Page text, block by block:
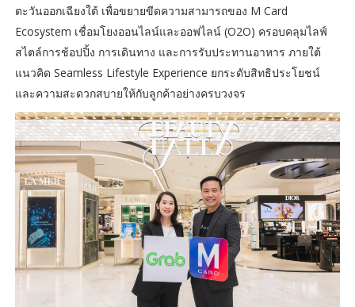
ตะวันออกเฉียงใต้ เพื่อขยายขีดความสามารถของ M Card
Ecosystem เชื่อมโยงออนไลน์และออฟไลน์ (O2O) ครอบคลุมไลฟ์
สไตล์การช้อปปิ้ง การเดินทาง และการรับประทานอาหาร ภายใต้
แนวคิด Seamless Lifestyle Experience ยกระดับสิทธิประโยชน์
และความสะดวกสบายให้กับลูกค้าอย่างครบวงจร